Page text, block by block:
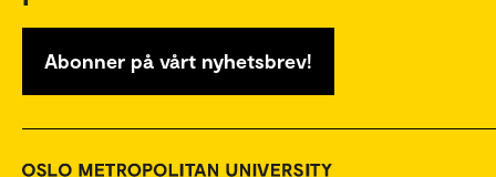
Abonner på vårt nyhetsbrev!